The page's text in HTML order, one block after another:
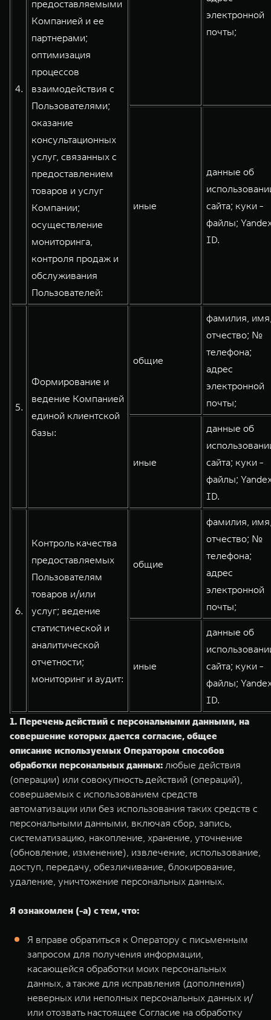
4.
предоставляемыми
Компанией и ее
партнерами;
оптимизация
процессов
взаимодействия с
Пользователями;
оказание
консультационных
услуг, связанных с
предоставлением
товаров и услуг
Компании;
осуществление
мониторинга,
контроля продаж и
обслуживания
Пользователей:
электронной
почты;
иные
данные об
сайта; куки -
файлы;
ID.
5.
Формирование и
ведение Компанией
единой клиентской
базы:
общие
фамилия,
отчество; №
телефона;
адрес
электронной
почты;
иные
данные об
сайта; куки -
файлы;
ID.
6.
Контроль качества
предоставляемых
Пользователям
товаров и/или
услуг; ведение
статистической и
аналитической
отчетности;
мониторинг и аудит:
общие
фамилия,
отчество; №
телефона;
адрес
электронной
почты;
иные
данные об
сайта; куки -
файлы;
ID.
1. Перечень действий с персональными данными, на
совершение которых дается согласие, общее
описание используемых Оператором способов
обработки персональных данных: любые действия
(операции) или совокупность действий (операций),
совершаемых с использованием средств
автоматизации или без использования таких средств с
персональными данными, включая сбор, запись,
систематизацию, накопление, хранение, уточнение
(обновление, изменение), извлечение, использование,
доступ, передачу, обезличивание, блокирование,
удаление, уничтожение персональных данных.
Я ознакомлен (-а) с тем, что:
Я вправе обратиться к Оператору с письменным
запросом для получения информации,
касающейся обработки моих персональных
данных, а также для исправления (дополнения)
неверных или неполных персональных данных и/
или отозвать настоящее Согласие на обработку